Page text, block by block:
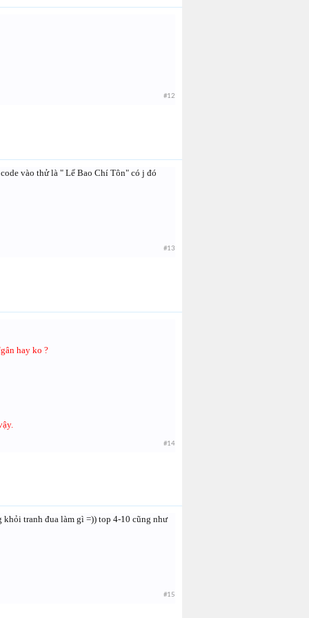
#12
vào thử là " Lể Bao Chí Tôn" có j đó
#13
hay ko ?
#14
tranh đua làm gì =)) top 4-10 cũng như
#15